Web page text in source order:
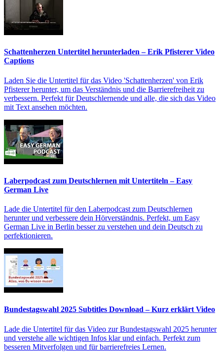
Schattenherzen Untertitel herunterladen – Erik Pfisterer Video
Captions
Laden Sie die Untertitel für das Video 'Schattenherzen' von Erik
Pfisterer herunter, um das Verständnis und die Barrierefreiheit zu
verbessern. Perfekt für Deutschlernende und alle, die sich das Video
mit Text ansehen möchten.
Laberpodcast zum Deutschlernen mit Untertiteln – Easy
German Live
Lade die Untertitel für den Laberpodcast zum Deutschlernen
herunter und verbessere dein Hörverständnis. Perfekt, um Easy
German Live in Berlin besser zu verstehen und dein Deutsch zu
perfektionieren.
Bundestagswahl 2025 Subtitles Download – Kurz erklärt Video
Lade die Untertitel für das Video zur Bundestagswahl 2025 herunter
und verstehe alle wichtigen Infos klar und einfach. Perfekt zum
besseren Mitverfolgen und für barrierefreies Lernen.